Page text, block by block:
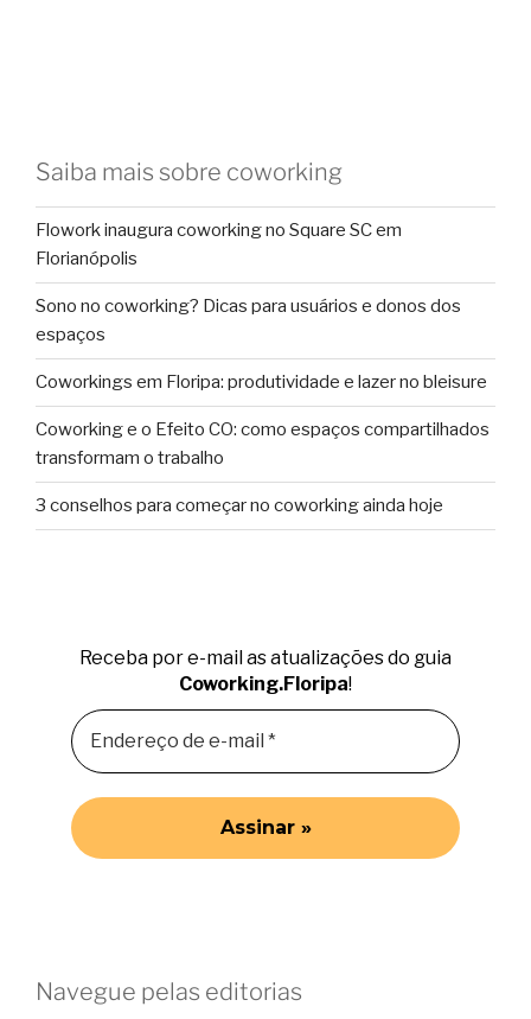
Saiba mais sobre coworking
Flowork inaugura coworking no Square SC em
Florianópolis
Sono no coworking? Dicas para usuários e donos dos
espaços
Coworkings em Floripa: produtividade e lazer no bleisure
Coworking e o Efeito CO: como espaços compartilhados
transformam o trabalho
3 conselhos para começar no coworking ainda hoje
Receba por e-mail as atualizações do guia
Coworking.Floripa!
Navegue pelas editorias